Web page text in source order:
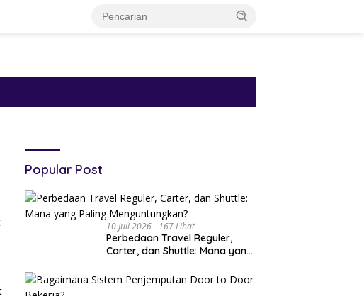
Popular Post
10 Juli 2026 167 Lihat
Perbedaan Travel Reguler,
Carter, dan Shuttle: Mana yang